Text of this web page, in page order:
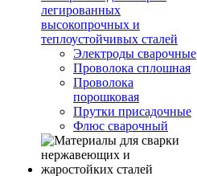
легированных
высокопрочных и
теплоустойчивых сталей
Электроды сварочные
Проволока сплошная
Проволока
порошковая
Прутки присадочные
Флюс сварочный